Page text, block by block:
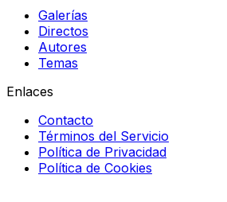
Galerías
Directos
Autores
Temas
Enlaces
Contacto
Términos del Servicio
Política de Privacidad
Política de Cookies